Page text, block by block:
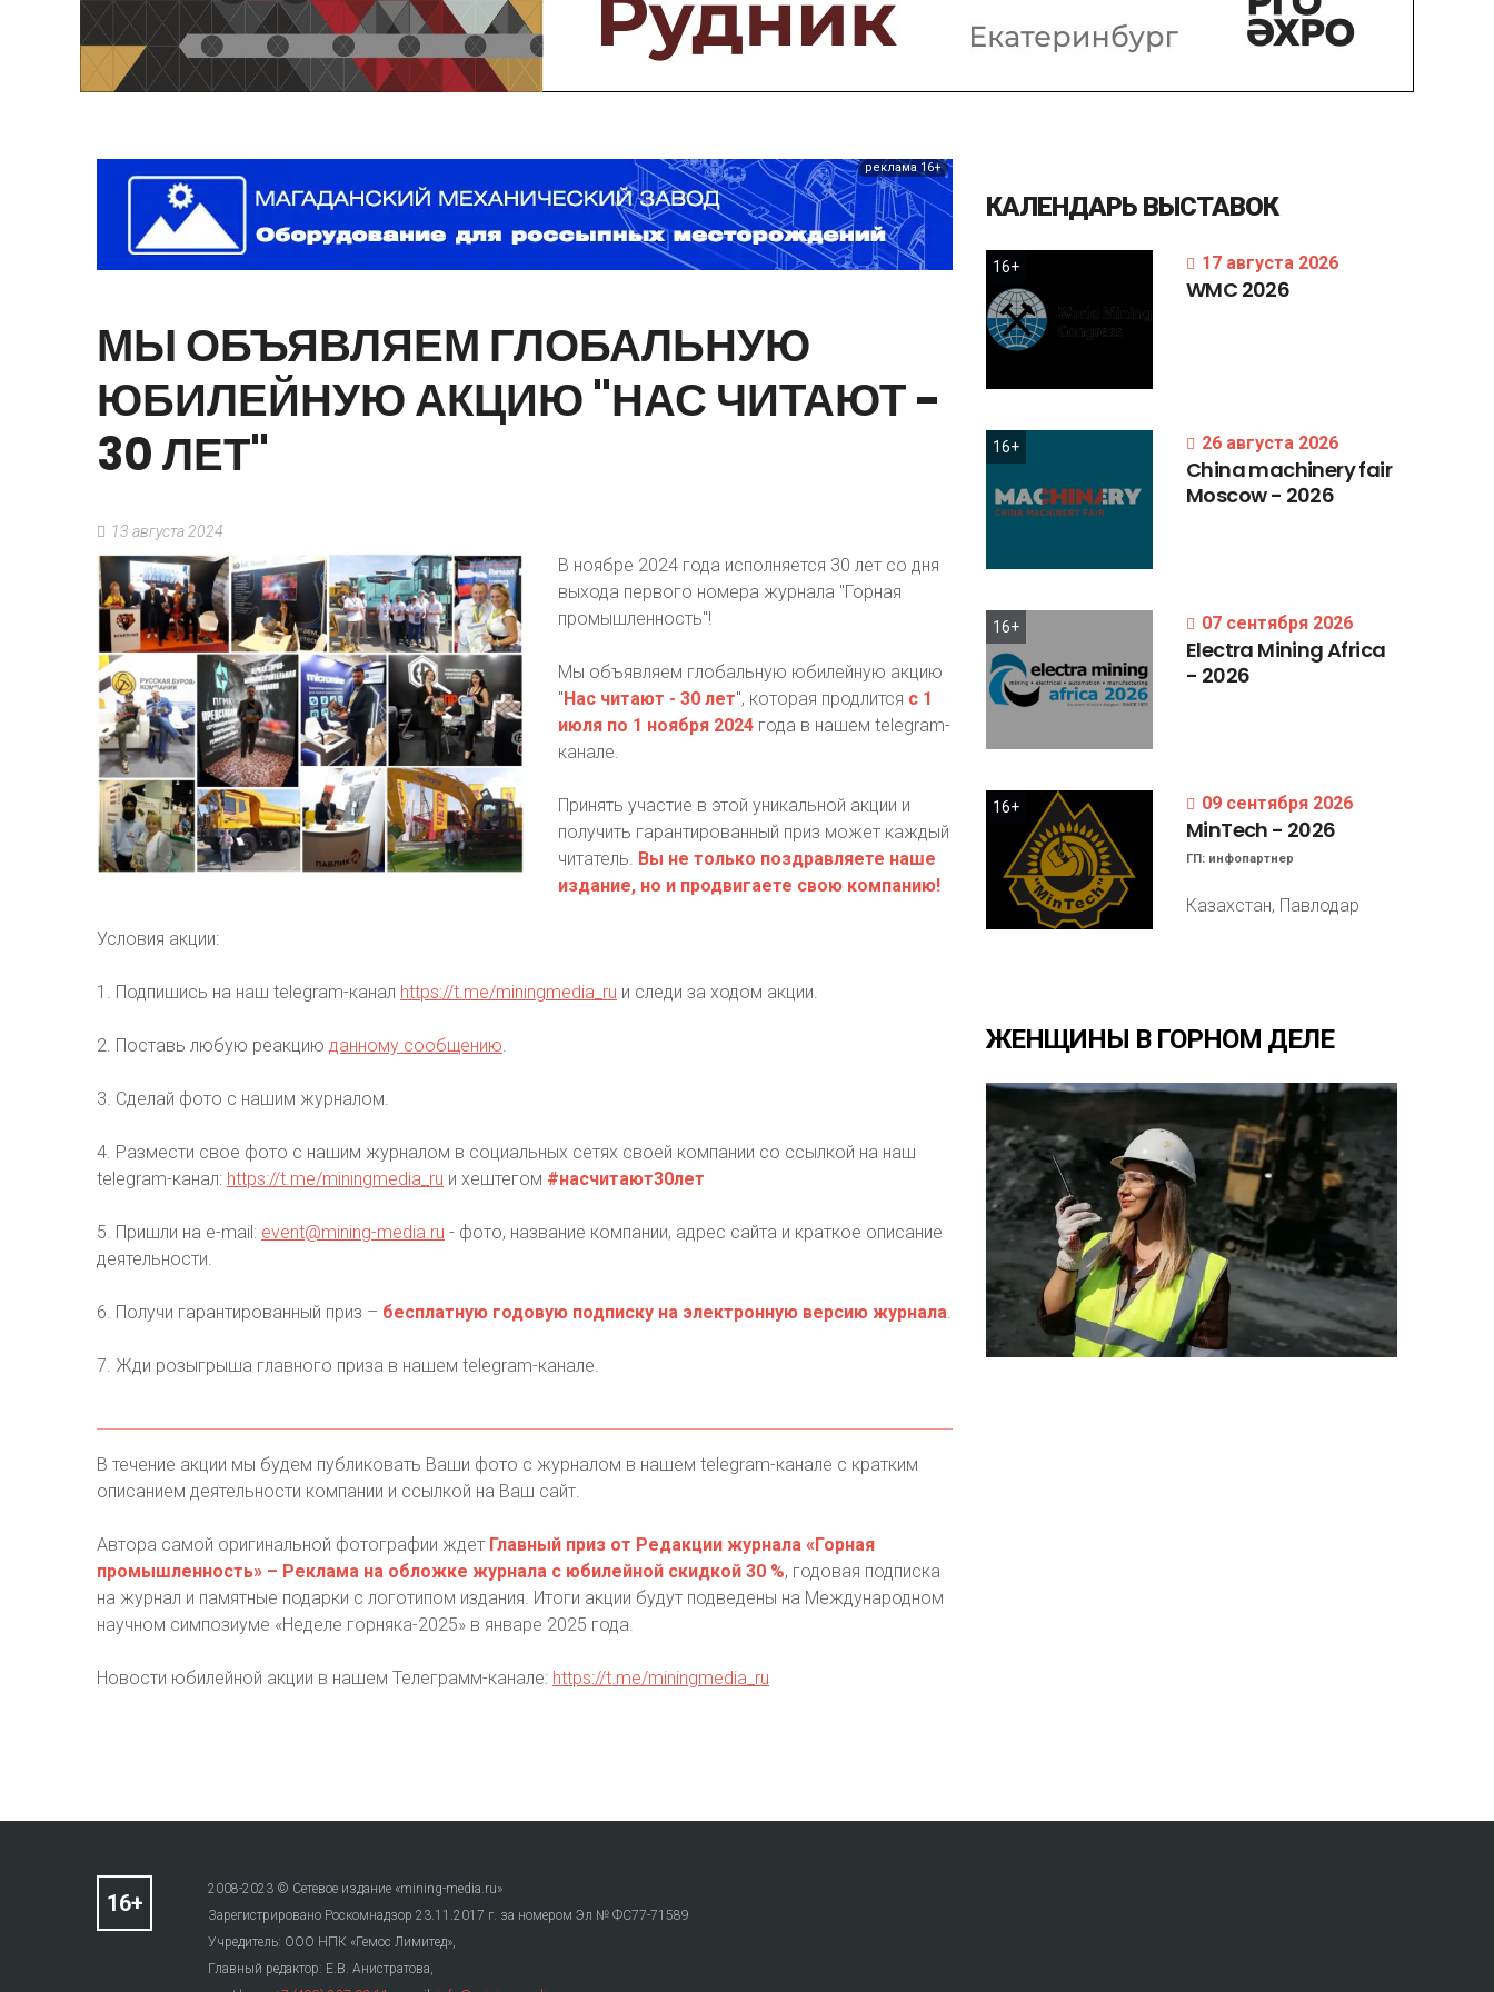
Предприятия и компании
Интервью
Выставки, Конференции
реклама 16+
МЫОБЪЯВЛЯЕМ ГЛОБАЛЬНУЮ
ЮБИЛЕЙНУЮАКЦИЮ"НАСЧИТАЮТ-
30ЛЕТ"
13 августа 2024
В ноябре 2024 года исполняется 30 лет со дня
выхода первого номера журнала "Горная
промышленность"!
Мы объявляем глобальную юбилейную акцию
"Нас читают - 30 лет", которая продлится с 1
июля по 1 ноября 2024 года в нашем telegram-
канале.
Принять участие в этой уникальной акции и
получить гарантированный приз может каждый
читатель. Вы не только поздравляете наше
издание, но и продвигаете свою компанию!
Условия акции:
1. Подпишись на наш telegram-канал https://t.me/miningmedia_ru и следи за ходом акции.
2. Поставь любую реакцию данному сообщению.
3. Сделай фото с нашим журналом.
4. Размести свое фото с нашим журналом в социальных сетях своей компании со ссылкой на наш
telegram-канал: https://t.me/miningmedia_ru и хештегом #насчитают30лет
5. Пришли на e-mail: event@mining-media.ru - фото, название компании, адрес сайта и краткое описание
деятельности.
6. Получи гарантированный приз – бесплатную годовую подписку на электронную версию журнала.
7. Жди розыгрыша главного приза в нашем telegram-канале.
В течение акции мы будем публиковать Ваши фото с журналом в нашем telegram-канале с кратким
описанием деятельности компании и ссылкой на Ваш сайт.
Автора самой оригинальной фотографии ждет Главный приз от Редакции журнала «Горная
промышленность» – Реклама на обложке журнала с юбилейной скидкой 30 %, годовая подписка
на журнал и памятные подарки с логотипом издания. Итоги акции будут подведены на Международном
научном симпозиуме «Неделе горняка-2025» в январе 2025 года.
Новости юбилейной акции в нашем Телеграмм-канале: https://t.me/miningmedia_ru
КАЛЕНДАРЬ ВЫСТАВОК
16+ 17 августа 2026
WMC 2026
16+ 26 августа 2026
Chinamachineryfair
Moscow- 2026
16+ 07 сентября 2026
Electra MiningAfrica
- 2026
16+ 09 сентября 2026
MinTech - 2026
ГП: инфопартнер
Казахстан, Павлодар
ЖЕНЩИНЫ В ГОРНОМ ДЕЛЕ
2008-2023 © Сетевое издание «mining-media.ru»
Зарегистрировано Роскомнадзор 23.11.2017 г. за номером Эл № ФС77-71589
Учредитель: ООО НПК «Гемос Лимитед»,
Главный редактор: Е.В. Анистратова,